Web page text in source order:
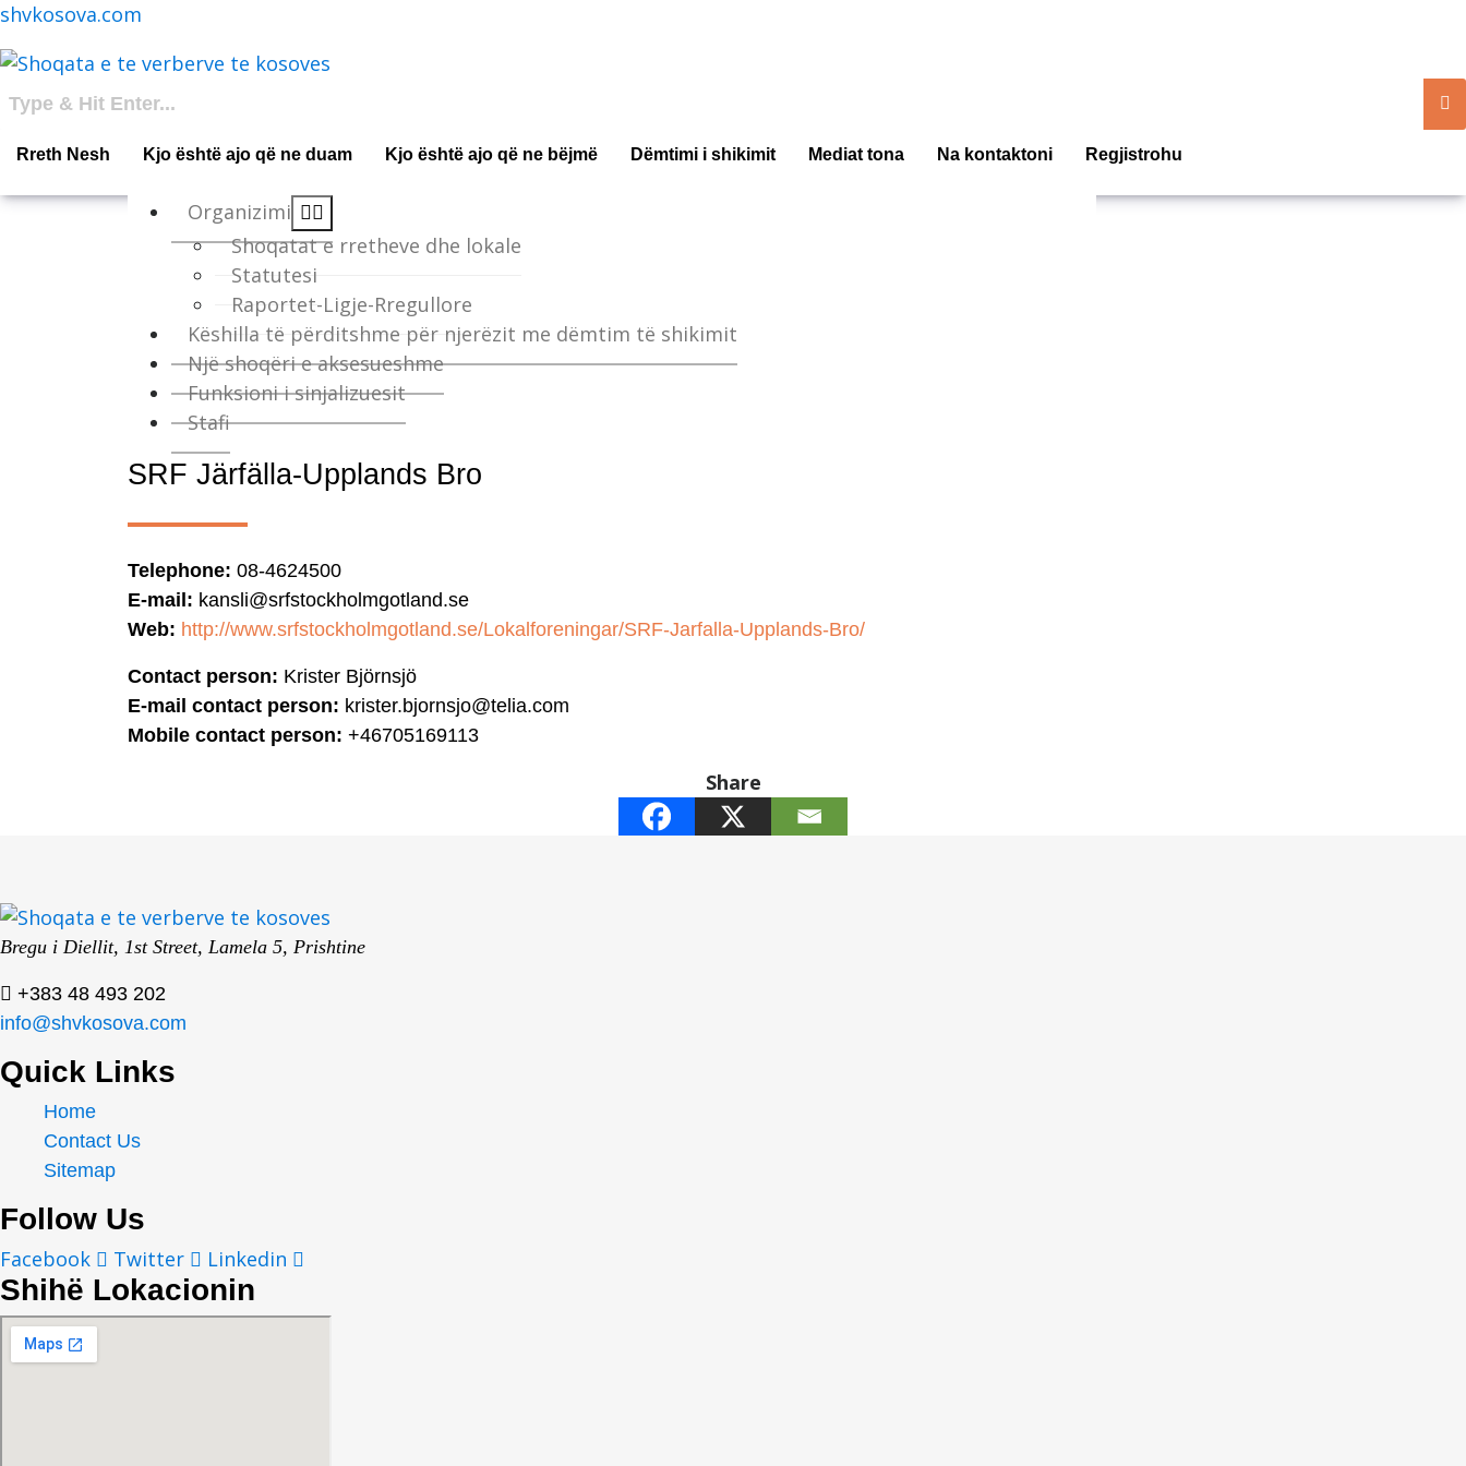
shvkosova.com
Rreth Nesh Kjo është ajo që ne duam Kjo është ajo që ne bëjmë Dëmtimi i shikimit Mediat tona Na kontaktoni Regjistrohu
Organizimi
Shoqatat e rretheve dhe lokale
Statutesi
Raportet-Ligje-Rregullore
Këshilla të përditshme për njerëzit me dëmtim të shikimit
Një shoqëri e aksesueshme
Funksioni i sinjalizuesit
Stafi
SRF Järfälla-Upplands Bro
Telephone: 08-4624500
E-mail: kansli@srfstockholmgotland.se
Web: http://www.srfstockholmgotland.se/Lokalforeningar/SRF-Jarfalla-Upplands-Bro/
Contact person: Krister Björnsjö
E-mail contact person: krister.bjornsjo@telia.com
Mobile contact person: +46705169113
Share
Bregu i Diellit, 1st Street, Lamela 5, Prishtine
+383 48 493 202
info@shvkosova.com
Quick Links
Home
Contact Us
Sitemap
Follow Us
Facebook Twitter Linkedin
Shihë Lokacionin